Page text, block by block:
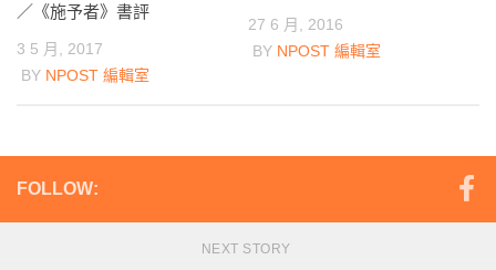
／《施予者》書評
3 5 月, 2017
BY NPOST 編輯室
27 6 月, 2016
BY NPOST 編輯室
FOLLOW:
NEXT STORY